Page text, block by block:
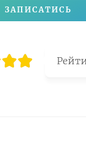
ЗАПИСАТИСЬ